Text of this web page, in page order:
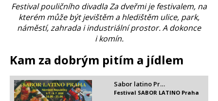
Festival pouličního divadla Za dveřmi je festivalem, na
kterém může být jevištěm a hledištěm ulice, park,
náměstí, zahrada i industriální prostor. A dokonce
i komín.
Kam za dobrým pitím a jídlem
Sabor latino Pr…
Festival SABOR LATINO Praha